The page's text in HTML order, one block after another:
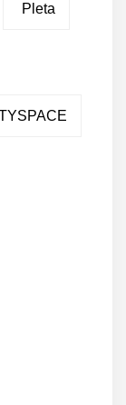
Pleta
eine